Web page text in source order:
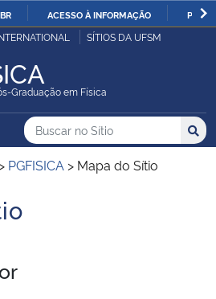
IR
O
ACESSO À INFORMAÇÃO
Pública
SÍTIOS DA UFSM
Graduação em Física
do Sítio
Busca
Buscar no no Sítio
Busca:
> PGFISICA > Mapa do Sítio